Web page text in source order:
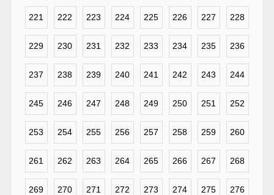
221 222 223 224 225 226 227 228
229 230 231 232 233 234 235 236
237 238 239 240 241 242 243 244
245 246 247 248 249 250 251 252
253 254 255 256 257 258 259 260
261 262 263 264 265 266 267 268
269 270 271 272 273 274 275 276